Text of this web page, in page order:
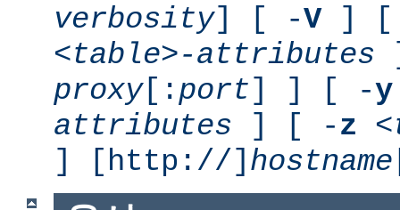
verbosity] [ -V] [
<table>-attributes
proxy[: port] ] [ -y
attributes ] [ -z
] [http://] hostname